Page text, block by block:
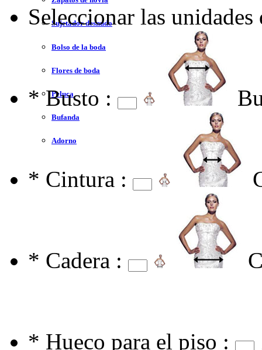
Sujetador desnudo
Bolso de la boda
Flores de boda
Peluca
Bufanda
Adorno
Seleccionar las
* Busto :
* Cintura :
* Cadera :
* Hueco para el piso :